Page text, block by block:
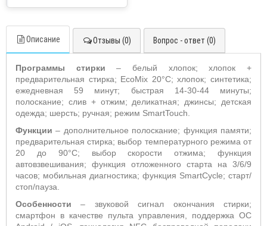
Описание Отзывы (0) Вопрос - ответ (0)
Программы стирки– белый хлопок; хлопок +
предварительная стирка; EcoMix 20°С; хлопок; синтетика;
ежедневная 59 минут; быстрая 14-30-44 минуты;
полоскание; слив + отжим; деликатная; джинсы; детская
одежда; шерсть; ручная; режим SmartTouch.
Функции– дополнительное полоскание; функция памяти;
предварительная стирка; выбор температурного режима от
20 до 90°С; выбор скорости отжима; функция
автовзвешивания; функция отложенного старта на 3/6/9
часов; мобильная диагностика; функция SmartCycle; старт/
стоп/пауза.
Особенности– звуковой сигнал окончания стирки;
смартфон в качестве пульта управления, поддержка ОС